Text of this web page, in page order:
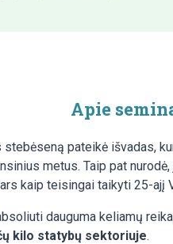
Apie
pateikė išvadas,
metus. Taip pat
kaip teisingai taikyti 25-ajį
dauguma keliamų
kilo statybų sektoriuje.